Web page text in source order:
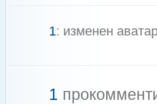
1: изменен
1